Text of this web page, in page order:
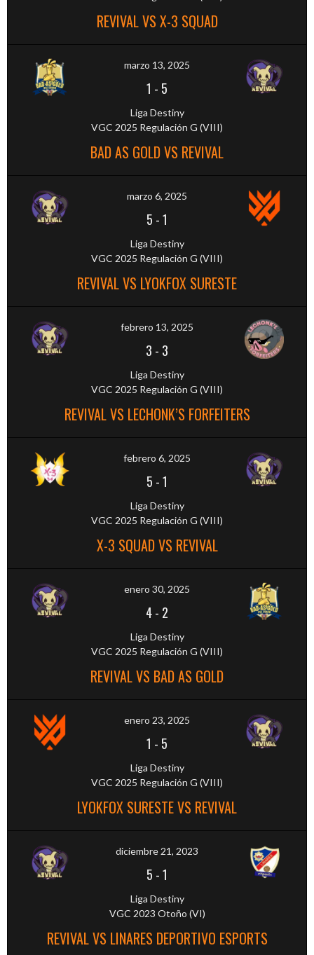
REVIVAL VS X-3 SQUAD
marzo 13, 2025
1 - 5
Liga Destiny
VGC 2025 Regulación G (VIII)
BAD AS GOLD VS REVIVAL
marzo 6, 2025
5 -1
Liga Destiny
VGC 2025 Regulación G (VIII)
REVIVAL VS LYOKFOX SURESTE
febrero 13, 2025
3 - 3
Liga Destiny
VGC 2025 Regulación G (VIII)
REVIVAL VS LECHONK’S FORFEITERS
febrero 6, 2025
5 -1
Liga Destiny
VGC 2025 Regulación G (VIII)
X-3 SQUAD VS REVIVAL
enero 30, 2025
4- 2
Liga Destiny
VGC 2025 Regulación G (VIII)
REVIVAL VS BAD AS GOLD
enero 23, 2025
1 - 5
Liga Destiny
VGC 2025 Regulación G (VIII)
LYOKFOX SURESTE VS REVIVAL
diciembre 21, 2023
5 -1
Liga Destiny
VGC 2023 Otoño (VI)
REVIVAL VS LINARES DEPORTIVO ESPORTS